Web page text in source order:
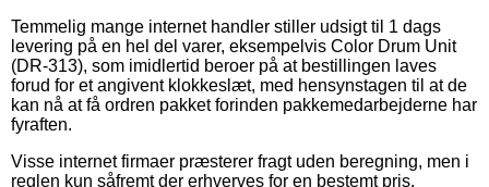
Temmelig mange internet handler stiller udsigt til 1 dags
levering på en hel del varer, eksempelvis Color Drum Unit
(DR-313), som imidlertid beroer på at bestillingen laves
forud for et angivent klokkeslæt, med hensynstagen til at de
kan nå at få ordren pakket forinden pakkemedarbejderne har
fyraften.
Visse internet firmaer præsterer fragt uden beregning, men i
reglen kun såfremt der erhverves for en bestemt pris.